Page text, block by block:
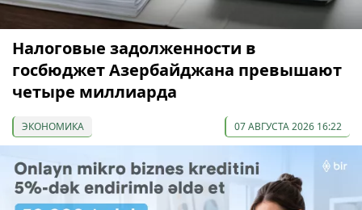
Налоговые задолженности в
госбюджет Азербайджана превышают
четыре миллиарда
ЭКОНОМИКА 07 АВГУСТА 2026 16:22